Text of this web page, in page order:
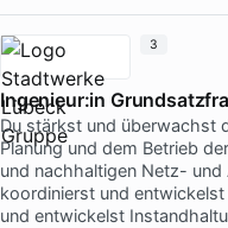
Ingenieur:in
Du stärkst und überwachst
Planung und dem Betrieb
und nachhaltigen Netz-
koordinierst und
und entwickelst
3